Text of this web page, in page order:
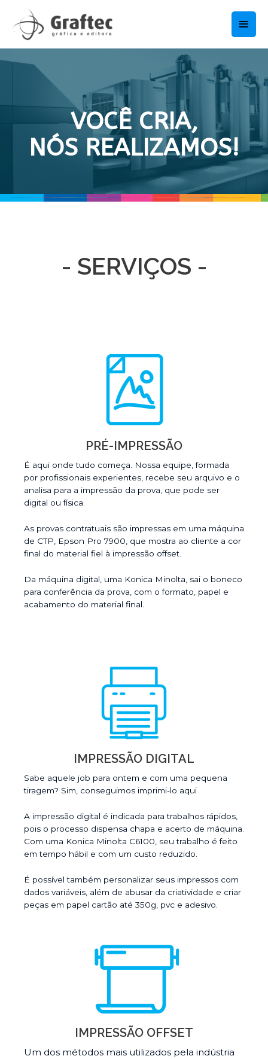
conteúdo
VOCÊ CRIA,
NÓS REALIZAMOS!
- SERVIÇOS -
PRÉ-IMPRESSÃO
É aqui onde tudo começa. Nossa equipe, formada
por profissionais experientes, recebe seu arquivo e o
analisa para a impressão da prova, que pode ser
digital ou física.
As provas contratuais são impressas em uma máquina
de CTP, Epson Pro 7900, que mostra ao cliente a cor
final do material fiel à impressão offset.
Da máquina digital, uma Konica Minolta, sai o boneco
para conferência da prova, com o formato, papel e
acabamento do material final.
IMPRESSÃO DIGITAL
Sabe aquele job para ontem e com uma pequena
tiragem? Sim, conseguimos imprimi-lo aqui
A impressão digital é indicada para trabalhos rápidos,
pois o processo dispensa chapa e acerto de máquina.
Com uma Konica Minolta C6100, seu trabalho é feito
em tempo hábil e com um custo reduzido.
É possível também personalizar seus impressos com
dados variáveis, além de abusar da criatividade e criar
peças em papel cartão até 350g, pvc e adesivo.
IMPRESSÃO OFFSET
Um dos métodos mais utilizados pela indústria